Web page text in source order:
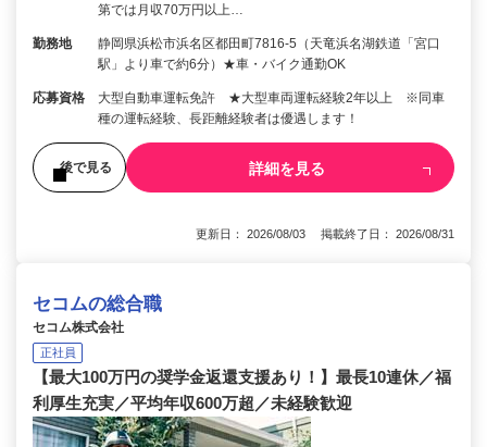
第では月収70万円以上…
勤務地
静岡県浜松市浜名区都田町7816-5（天竜浜名湖鉄道「宮口
駅」より車で約6分）★車・バイク通勤OK
応募資格
大型自動車運転免許 ★大型車両運転経験2年以上 ※同車
種の運転経験、長距離経験者は優遇します！
後で見る 詳細を見る
更新日： 2026/08/03 掲載終了日： 2026/08/31
セコムの総合職
セコム株式会社
正社員
【最大100万円の奨学金返還支援あり！】最長10連休／福
利厚生充実／平均年収600万超／未経験歓迎